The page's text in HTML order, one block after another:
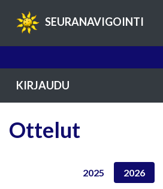
SEURANAVIGOINTI
KIRJAUDU
Ottelut
2025 2026